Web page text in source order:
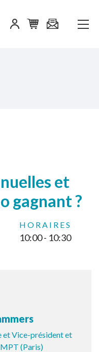
et
gagnant ?
HORAIRES
10:00 - 10:30
et Vice-président et
(Paris)